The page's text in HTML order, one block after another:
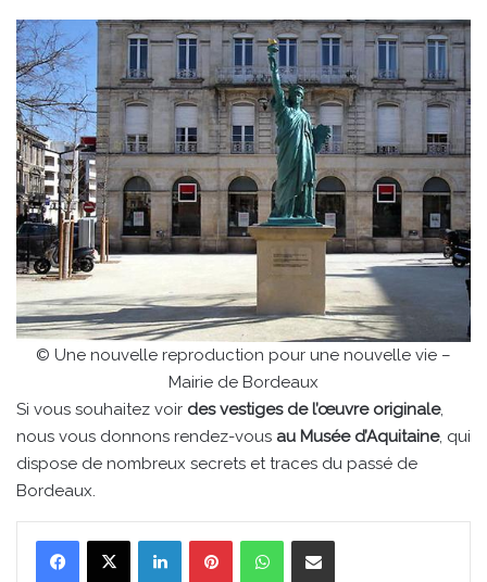
© Une nouvelle reproduction pour une nouvelle vie –
Mairie de Bordeaux
Si vous souhaitez voir des vestiges de l’œuvre originale,
nous vous donnons rendez-vous au Musée d’Aquitaine, qui
dispose de nombreux secrets et traces du passé de
Bordeaux.
LinkedinPinterestWhatsAppPartager par email